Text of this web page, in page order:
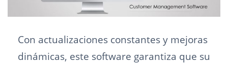
Con actualizaciones constantes y mejoras
dinámicas, este software garantiza que su